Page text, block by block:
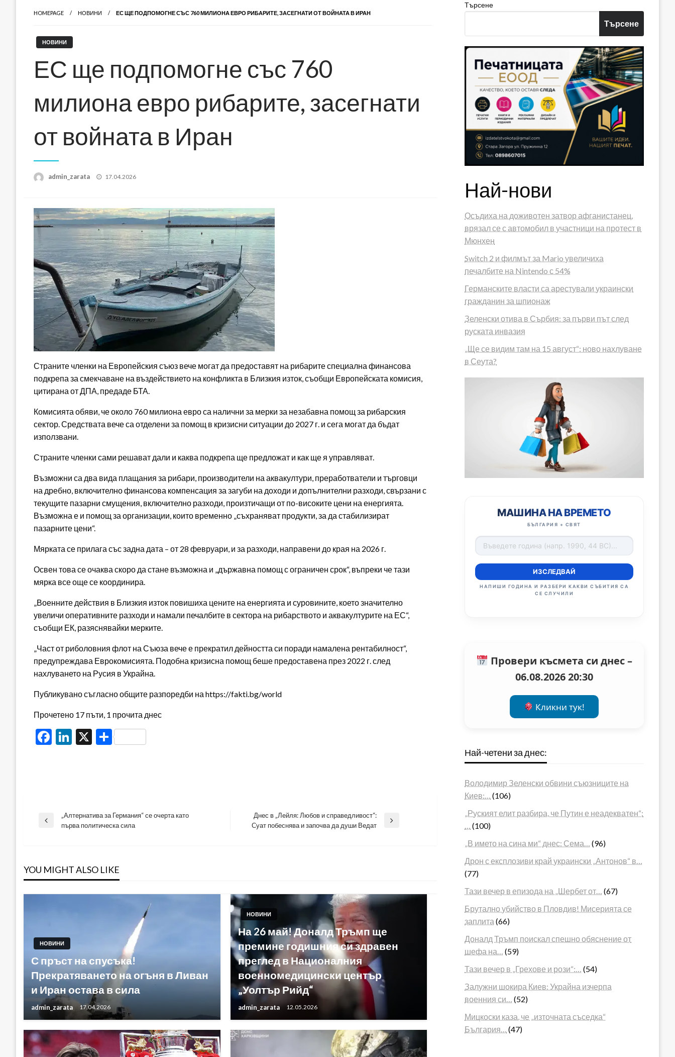
HOMEPAGE НОВИНИ ЕС ЩЕ ПОДПОМОГНЕ СЪС 760 МИЛИОНА ЕВРО РИБАРИТЕ, ЗАСЕГНАТИ ОТ ВОЙНАТА В ИРАН
НОВИНИ
ЕС ще подпомогне със 760
милиона евро рибарите, засегнати
от войната в Иран
admin_zarata
Posted
17.04.2026
Страните членки на Европейския съюз вече могат да предоставят на рибарите специална финансова
подкрепа за смекчаване на въздействието на конфликта в Близкия изток, съобщи Европейската комисия,
цитирана от ДПА, предаде БТА.
Комисията обяви, че около 760 милиона евро са налични за мерки за незабавна помощ за рибарския
сектор. Средствата вече са отделени за помощ в кризисни ситуации до 2027 г. и сега могат да бъдат
използвани.
Страните членки сами решават дали и каква подкрепа ще предложат и как ще я управляват.
Възможни са два вида плащания за рибари, производители на аквакултури, преработватели и търговци
на дребно, включително финансова компенсация за загуби на доходи и допълнителни разходи, свързани с
текущите пазарни смущения, включително разходи, произтичащи от по-високите цени на енергията.
Възможна е и помощ за организации, които временно „съхраняват продукти, за да стабилизират
пазарните цени“.
Мярката се прилага със задна дата – от 28 февруари, и за разходи, направени до края на 2026 г.
Освен това се очаква скоро да стане възможна и „държавна помощ с ограничен срок“, въпреки че тази
мярка все още се координира.
„Военните действия в Близкия изток повишиха цените на енергията и суровините, което значително
увеличи оперативните разходи и намали печалбите в сектора на рибарството и аквакултурите на ЕС“,
съобщи ЕК, разяснявайки мерките.
„Част от риболовния флот на Съюза вече е прекратил дейността си поради намалена рентабилност“,
предупреждава Еврокомисията. Подобна кризисна помощ беше предоставена през 2022 г. след
нахлуването на Русия в Украйна.
Публикувано съгласно общите разпоредби на https://fakti.bg/world
Прочетено 17 пъти, 1 прочита днес
Facebook
LinkedIn
X Share
Навигация
Previous
„Алтернатива за Германия“ се очерта като
първа политическа сила
Next
Днес в „Лейля: Любов и справедливост“:
Суат побеснява и започва да души Ведат
YOU MIGHT ALSO LIKE
НОВИНИ
С пръст на спусъка!
Прекратяването на огъня в Ливан
и Иран остава в сила
admin_zarata 17.04.2026
НОВИНИ
На 26 май! Доналд Тръмп ще
премине годишния си здравен
преглед в Националния
военномедицински център
„Уолтър Рийд“
admin_zarata 12.05.2026
Търсене
Търсене
Най-нови
Осъдиха на доживотен затвор афганистанец,
врязал се с автомобил в участници на протест в
Мюнхен
Switch 2 и филмът за Mario увеличиха
печалбите на Nintendo с 54%
Германските власти са арестували украински
гражданин за шпионаж
Зеленски отива в Сърбия: за първи път след
руската инвазия
„Ще се видим там на 15 август“: ново нахлуване
в Сеута?
МАШИНА НА ВРЕМЕТО
БЪЛГАРИЯ + СВЯТ
ИЗСЛЕДВАЙ
НАПИШИ ГОДИНА И РАЗБЕРИ КАКВИ СЪБИТИЯ СА
СЕ СЛУЧИЛИ
Провери късмета си днес –
06.08.2026 20:30
Кликни тук!
Най-четени за днес:
Володимир Зеленски обвини съюзниците на
Киев:…
(106)
„Руският елит разбира, че Путин е неадекватен“:
(100)
„В името на сина ми“ днес: Сема…
(96)
Дрон с експлозиви край украински „Антонов“ в…
(77)
Тази вечер в епизода на „Шербет от…
(67)
Брутално убийство в Пловдив! Мисерията се
заплита (66)
Доналд Тръмп поискал спешно обяснение от
шефа на…
(59)
Тази вечер в „Грехове и рози“:…
(54)
Залужни шокира Киев: Украйна изчерпа
военния си…
(52)
Мицкоски каза, че „източната съседка“
България…
(47)